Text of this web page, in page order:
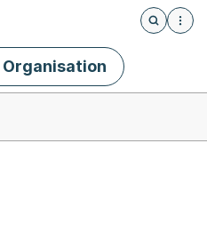
Öffnet
Organisation